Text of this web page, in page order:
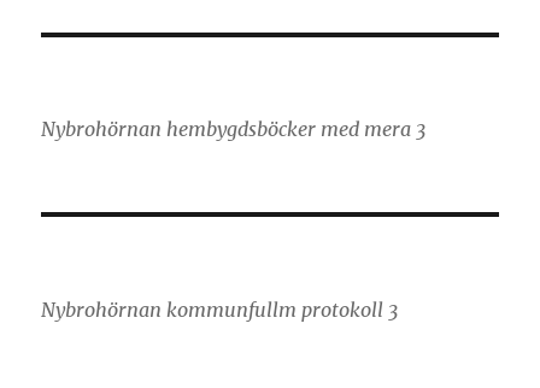
Nybrohörnan hembygdsböcker med mera 3
Nybrohörnan kommunfullm protokoll 3